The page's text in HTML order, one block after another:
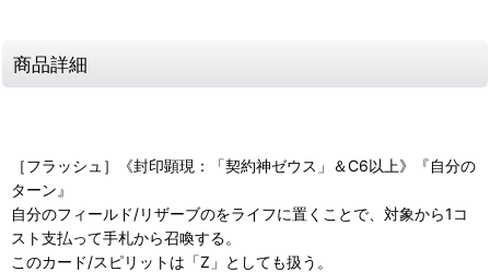
商品詳細
［フラッシュ］《封印顕現：「契約神ゼウス」＆C6以上》『自分の
ターン』
自分のフィールド/リザーブのをライフに置くことで、対象から1コ
スト支払って手札から召喚する。
このカード/スピリットは「Z」としても扱う。